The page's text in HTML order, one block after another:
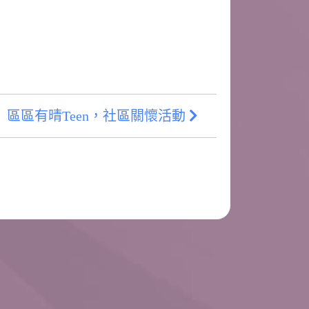
區區有晴Teen，社區關懷活動